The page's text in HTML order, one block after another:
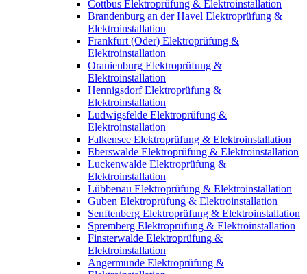
Cottbus Elektroprüfung & Elektroinstallation
Brandenburg an der Havel Elektroprüfung &
Elektroinstallation
Frankfurt (Oder) Elektroprüfung &
Elektroinstallation
Oranienburg Elektroprüfung &
Elektroinstallation
Hennigsdorf Elektroprüfung &
Elektroinstallation
Ludwigsfelde Elektroprüfung &
Elektroinstallation
Falkensee Elektroprüfung & Elektroinstallation
Eberswalde Elektroprüfung & Elektroinstallation
Luckenwalde Elektroprüfung &
Elektroinstallation
Lübbenau Elektroprüfung & Elektroinstallation
Guben Elektroprüfung & Elektroinstallation
Senftenberg Elektroprüfung & Elektroinstallation
Spremberg Elektroprüfung & Elektroinstallation
Finsterwalde Elektroprüfung &
Elektroinstallation
Angermünde Elektroprüfung &